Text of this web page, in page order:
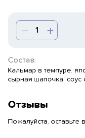
Состав:
Кальмар в темпуре,
сырная шапочка, соус
Отзывы
Пожалуйста, оставьте